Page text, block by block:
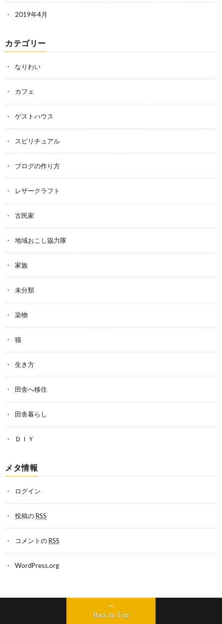
2019年4月
カテゴリー
なりわい
カフェ
ゲストハウス
スピリチュアル
ブログの作り方
レザークラフト
古民家
地域おこし協力隊
家族
未分類
染物
猫
生き方
田舎へ移住
田舎暮らし
ＤＩＹ
メタ情報
ログイン
投稿のRSS
コメントのRSS
WordPress.org
Back to Top